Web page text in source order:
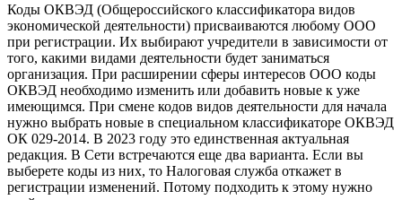
Коды ОКВЭД (Общероссийского классификатора видов
экономической деятельности) присваиваются любому ООО
при регистрации. Их выбирают учредители в зависимости от
того, какими видами деятельности будет заниматься
организация. При расширении сферы интересов ООО коды
ОКВЭД необходимо изменить или добавить новые к уже
имеющимся. При смене кодов видов деятельности для начала
нужно выбрать новые в специальном классификаторе ОКВЭД
ОК 029-2014. В 2023 году это единственная актуальная
редакция. В Сети встречаются еще два варианта. Если вы
выберете коды из них, то Налоговая служба откажет в
регистрации изменений. Потому подходить к этому нужно